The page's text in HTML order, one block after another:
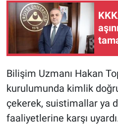
Bilişim Uzmanı Hakan
kurulumunda kimlik
çekerek, suistimallar ya
faaliyetlerine karşı